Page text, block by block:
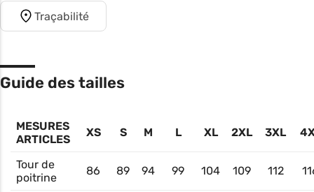
Traçabilité
Guide des tailles
MESURES
ARTICLES
XS S M L XL 2XL 3XL
Tour de
poitrine
86 89 94 99 104 109 112